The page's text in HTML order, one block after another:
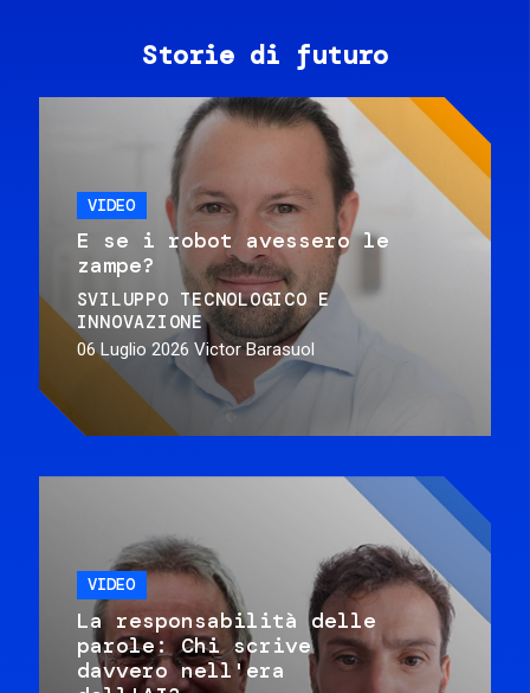
Storie di futuro
VIDEO
E se i robot avessero le
zampe?
SVILUPPO TECNOLOGICO E
INNOVAZIONE
06 Luglio 2026 Victor Barasuol
VIDEO
La responsabilità delle
parole: Chi scrive
davvero nell'era